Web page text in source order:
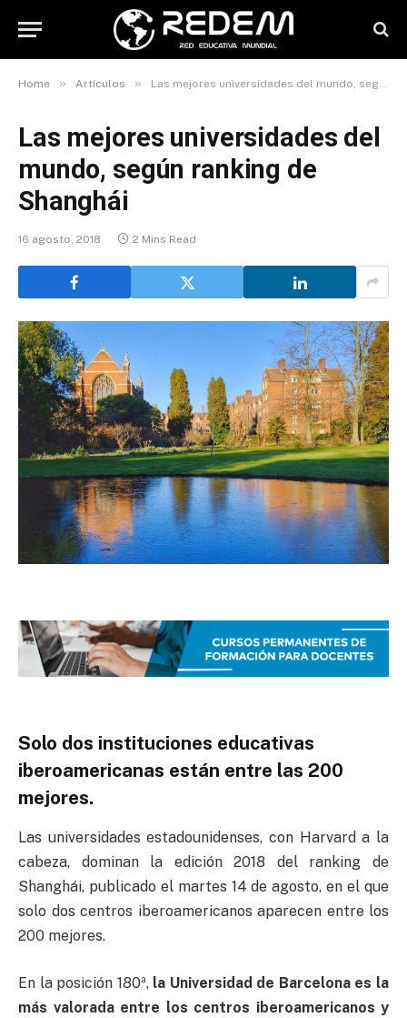
Home » Artículos » Las mejores universidades del mundo, según ranking de Shanghái
Las mejores universidades del
mundo, según ranking de
Shanghái
16 agosto, 2018 2 Mins Read
Solo dos instituciones educativas
iberoamericanas están entre las 200
mejores.
Las universidades estadounidenses, con Harvard a la
cabeza, dominan la edición 2018 del ranking de
Shanghái, publicado el martes 14 de agosto, en el que
solo dos centros iberoamericanos aparecen entre los
200 mejores.
En la posición 180ª, la Universidad de Barcelona es la
más valorada entre los centros iberoamericanos y